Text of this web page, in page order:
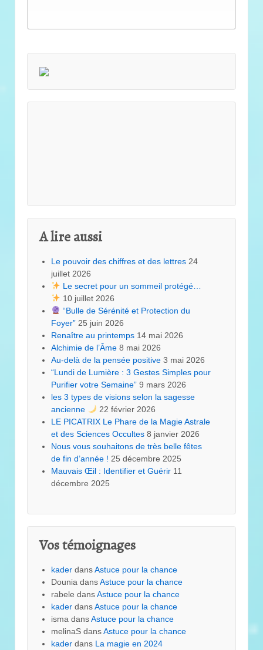
A lire aussi
Le pouvoir des chiffres et des lettres 24
juillet 2026
Le secret pour un sommeil protégé…
10 juillet 2026
“Bulle de Sérénité et Protection du
Foyer” 25 juin 2026
Renaître au printemps 14 mai 2026
Alchimie de l’Âme 8 mai 2026
Au-delà de la pensée positive 3 mai 2026
“Lundi de Lumière : 3 Gestes Simples pour
Purifier votre Semaine” 9 mars 2026
les 3 types de visions selon la sagesse
ancienne
22 février 2026
LE PICATRIX Le Phare de la Magie Astrale
et des Sciences Occultes 8 janvier 2026
Nous vous souhaitons de très belle fêtes
de fin d’année ! 25 décembre 2025
Mauvais Œil : Identifier et Guérir 11
décembre 2025
Vos témoignages
kader dansAstuce pour la chance
Dounia dansAstuce pour la chance
rabele dansAstuce pour la chance
kader dansAstuce pour la chance
isma dansAstuce pour la chance
melinaS dansAstuce pour la chance
kader dans La magie en 2024